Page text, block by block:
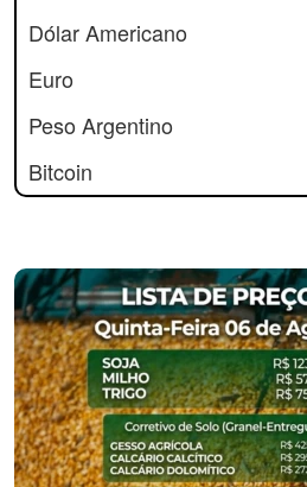
Dólar Americano
Euro
Peso Argentino
Bitcoin